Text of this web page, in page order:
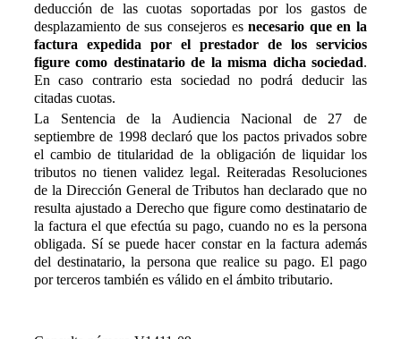
deducción de las cuotas soportadas por los gastos de
desplazamiento de sus consejeros esnecesario que en la
factura expedida por el prestador de los servicios
figure como destinatario de la misma dicha sociedad.
En caso contrario esta sociedad no podrá deducir las
citadas cuotas.
La Sentencia de la Audiencia Nacional de 27 de
septiembre de 1998 declaró que los pactos privados sobre
el cambio de titularidad de la obligación de liquidar los
tributos no tienen validez legal. Reiteradas Resoluciones
de la Dirección General de Tributos han declarado que no
resulta ajustado a Derecho que figure como destinatario de
la factura el que efectúa su pago, cuando no es la persona
obligada. Sí se puede hacer constar en la factura además
del destinatario, la persona que realice su pago. El pago
por terceros también es válido en el ámbito tributario.